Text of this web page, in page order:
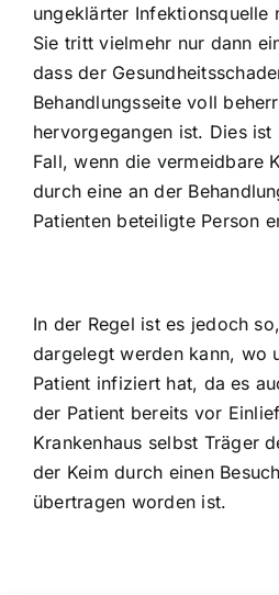
ungeklärter Infektionsquelle
Sie tritt vielmehr nur dann
dass der
Behandlungsseite voll
hervorgegangen ist. Dies
Fall, wenn die vermeidbare
durch eine an der
Patienten beteiligte Person
In der Regel ist es jedoch
dargelegt werden kann, wo
Patient infiziert hat, da es
der Patient bereits vor
Krankenhaus selbst Träger
der Keim durch einen
übertragen worden ist.